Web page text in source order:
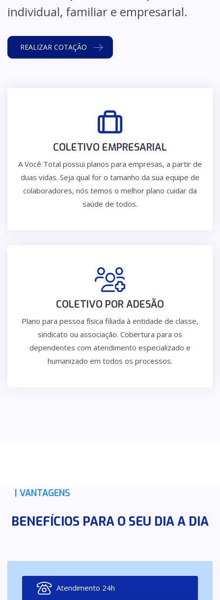
individual, familiar e empresarial.
REALIZAR COTAÇÃO
COLETIVO EMPRESARIAL
A Você Total possui planos para empresas, a partir de
duas vidas. Seja qual for o tamanho da sua equipe de
colaboradores, nós temos o melhor plano cuidar da
saúde de todos.
COLETIVO POR ADESÃO
Plano para pessoa física filiada à entidade de classe,
sindicato ou associação. Cobertura para os
dependentes com atendimento especializado e
humanizado em todos os processos.
| VANTAGENS
BENEFÍCIOS PARA O SEU DIA A DIA
Atendimento 24h